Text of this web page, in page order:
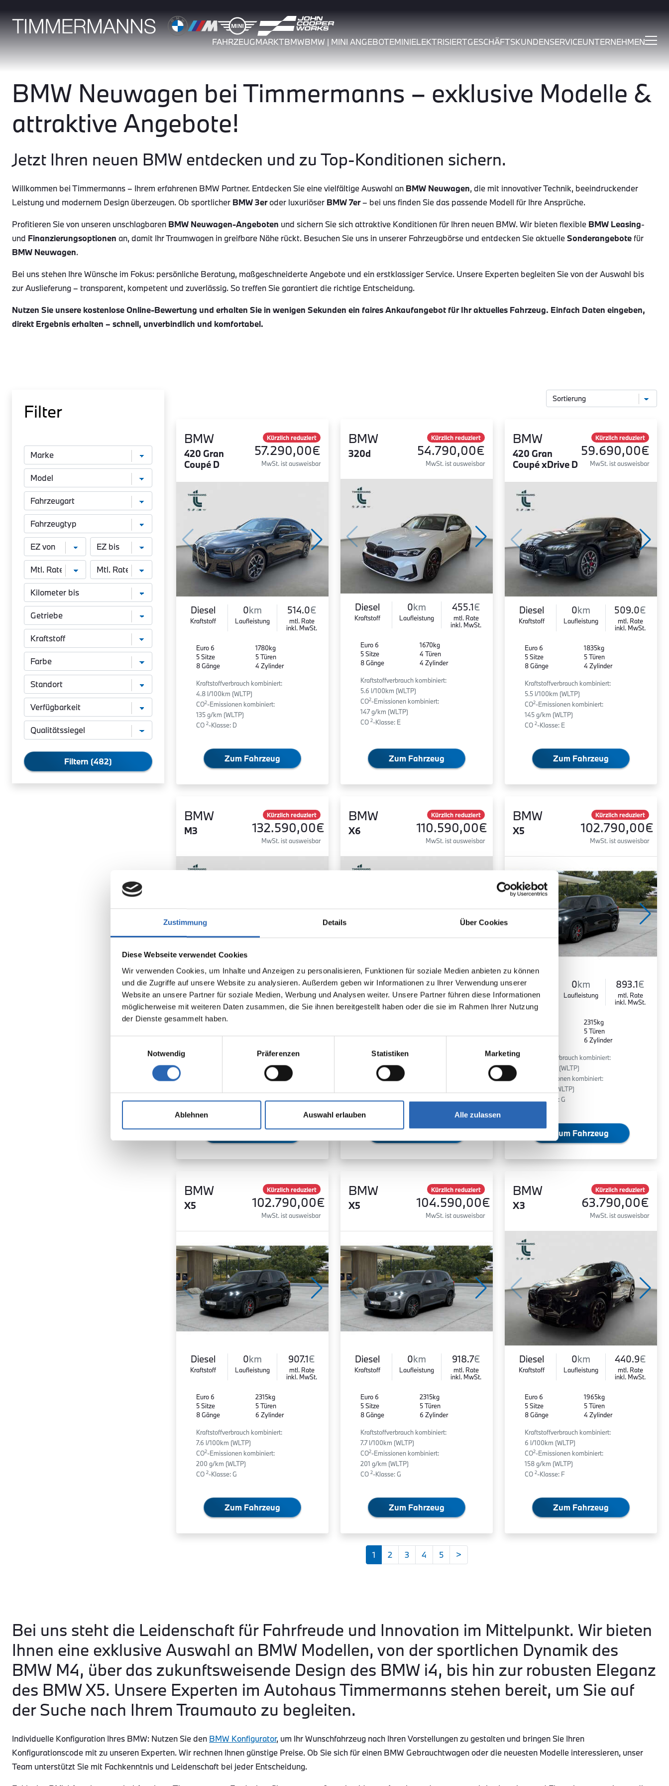
Zustimmung Details Über Cookies
Diese Webseite verwendet Cookies
Wir verwenden Cookies, um Inhalte und Anzeigen zu personalisieren, Funktionen für soziale Medien anbieten zu können
und die Zugriffe auf unsere Website zu analysieren. Außerdem geben wir Informationen zu Ihrer Verwendung unserer
Website an unsere Partner für soziale Medien, Werbung und Analysen weiter. Unsere Partner führen diese Informationen
möglicherweise mit weiteren Daten zusammen, die Sie ihnen bereitgestellt haben oder die sie im Rahmen Ihrer Nutzung
der Dienste gesammelt haben.
Notwendig
Präferenzen Statistiken Marketing
Ablehnen Auswahl erlauben Alle zulassen
FAHRZEUGMARKTBMWBMW | MINI ANGEBOTEMINIELEKTRISIERTGESCHÄFTSKUNDENSERVICEUNTERNEHMEN
BMW Neuwagen bei Timmermanns – exklusive Modelle &
attraktive Angebote!
Jetzt Ihren neuen BMW entdecken und zu Top-Konditionen sichern.
Willkommen bei Timmermanns – Ihrem erfahrenen BMW Partner. Entdecken Sie eine vielfältige Auswahl an BMW Neuwagen, die mit innovativer Technik, beeindruckender
Leistung und modernem Design überzeugen. Ob sportlicher BMW 3eroder luxuriöser BMW 7er– bei uns finden Sie das passende Modell für Ihre Ansprüche.
Profitieren Sie von unseren unschlagbaren BMW Neuwagen-Angeboten und sichern Sie sich attraktive Konditionen für Ihren neuen BMW. Wir bieten flexible BMW Leasing-
und Finanzierungsoptionen an, damit Ihr Traumwagen in greifbare Nähe rückt. Besuchen Sie uns in unserer Fahrzeugbörse und entdecken Sie aktuelleSonderangebote für
BMW Neuwagen.
Bei uns stehen Ihre Wünsche im Fokus: persönliche Beratung, maßgeschneiderte Angebote und ein erstklassiger Service. Unsere Experten begleiten Sie von der Auswahl bis
zur Auslieferung – transparent, kompetent und zuverlässig. So treffen Sie garantiert die richtige Entscheidung.
Nutzen Sie unsere kostenlose Online-Bewertung und erhalten Sie in wenigen Sekunden ein faires Ankaufangebot für Ihr aktuelles Fahrzeug. Einfach Daten eingeben,
direkt Ergebnis erhalten – schnell, unverbindlich und komfortabel.
Filter
Filtern (482)
BMW
420 Gran
Coupé D
Kürzlich reduziert
57.290,00€
MwSt. ist ausweisbar
Diesel
Kraftstoff
0km
Laufleistung
514.0€
mtl. Rate
inkl. MwSt.
Euro 6
5 Sitze
8 Gänge
1780kg
5 Türen
4 Zylinder
Kraftstoffverbrauch kombiniert:
4.8 l/100km (WLTP)
CO2-Emissionen kombiniert:
135 g/km (WLTP)
CO 2-Klasse: D
Zum Fahrzeug
BMW
320d
Kürzlich reduziert
54.790,00€
MwSt. ist ausweisbar
Diesel
Kraftstoff
0km
Laufleistung
455.1€
mtl. Rate
inkl. MwSt.
Euro 6
5 Sitze
8 Gänge
1670kg
4 Türen
4 Zylinder
Kraftstoffverbrauch kombiniert:
5.6 l/100km (WLTP)
CO2-Emissionen kombiniert:
147 g/km (WLTP)
CO 2-Klasse: E
Zum Fahrzeug
BMW
420 Gran
Coupé xDrive D
Kürzlich reduziert
59.690,00€
MwSt. ist ausweisbar
Diesel
Kraftstoff
0km
Laufleistung
509.0€
mtl. Rate
inkl. MwSt.
Euro 6
5 Sitze
8 Gänge
1835kg
5 Türen
4 Zylinder
Kraftstoffverbrauch kombiniert:
5.5 l/100km (WLTP)
CO2-Emissionen kombiniert:
145 g/km (WLTP)
CO 2-Klasse: E
Zum Fahrzeug
BMW
M3
Kürzlich reduziert
132.590,00€
MwSt. ist ausweisbar
Benzin
Kraftstoff
0km
Laufleistung
1525.3€
mtl. Rate
inkl. MwSt.
Euro 6
Kraftstoffverbrauch kombiniert:
-Emissionen kombiniert:
CO -Klasse: G
Zum Fahrzeug
BMW
X6
Kürzlich reduziert
110.590,00€
MwSt. ist ausweisbar
Diesel
Kraftstoff
0km
Laufleistung
948.8€
mtl. Rate
inkl. MwSt.
Kraftstoffverbrauch kombiniert:
7.5 l/100km (WLTP)
-Emissionen kombiniert:
CO -Klasse: G
Zum Fahrzeug
BMW
X5
Kürzlich reduziert
102.790,00€
MwSt. ist ausweisbar
Diesel
Kraftstoff
0km
Laufleistung
893.1€
mtl. Rate
inkl. MwSt.
2315kg
5 Türen
6 Zylinder
Kraftstoffverbrauch kombiniert:
7.6 l/100km (WLTP)
-Emissionen kombiniert:
200 g/km (WLTP)
CO -Klasse: G
Zum Fahrzeug
BMW
X5
Kürzlich reduziert
102.790,00€
MwSt. ist ausweisbar
Diesel
Kraftstoff
0km
Laufleistung
907.1€
mtl. Rate
inkl. MwSt.
Euro 6
5 Sitze
8 Gänge
2315kg
5 Türen
6 Zylinder
Kraftstoffverbrauch kombiniert:
7.6 l/100km (WLTP)
CO2-Emissionen kombiniert:
200 g/km (WLTP)
CO 2-Klasse: G
Zum Fahrzeug
BMW
X5
Kürzlich reduziert
104.590,00€
MwSt. ist ausweisbar
Diesel
Kraftstoff
0km
Laufleistung
918.7€
mtl. Rate
inkl. MwSt.
Euro 6
5 Sitze
8 Gänge
2315kg
5 Türen
6 Zylinder
Kraftstoffverbrauch kombiniert:
7.7 l/100km (WLTP)
CO2-Emissionen kombiniert:
201 g/km (WLTP)
CO 2-Klasse: G
Zum Fahrzeug
BMW
X3
Kürzlich reduziert
63.790,00€
MwSt. ist ausweisbar
Diesel
Kraftstoff
0km
Laufleistung
440.9€
mtl. Rate
inkl. MwSt.
Euro 6
5 Sitze
8 Gänge
1965kg
5 Türen
4 Zylinder
Kraftstoffverbrauch kombiniert:
6 l/100km (WLTP)
CO2-Emissionen kombiniert:
158 g/km (WLTP)
CO 2-Klasse: F
Zum Fahrzeug
1 2 3 4 5 >
Bei uns steht die Leidenschaft für Fahrfreude und Innovation im Mittelpunkt. Wir bieten
Ihnen eine exklusive Auswahl an BMW Modellen, von der sportlichen Dynamik des
BMW M4, über das zukunftsweisende Design des BMW i4, bis hin zur robusten Eleganz
des BMW X5. Unsere Experten im Autohaus Timmermanns stehen bereit, um Sie auf
der Suche nach Ihrem Traumauto zu begleiten.
Individuelle Konfiguration Ihres BMW: Nutzen Sie den BMW Konfigurator, um Ihr Wunschfahrzeug nach Ihren Vorstellungen zu gestalten und bringen Sie Ihren
Konfigurationscode mit zu unseren Experten. Wir rechnen Ihnen günstige Preise. Ob Sie sich für einen BMW Gebrauchtwagen oder die neuesten Modelle interessieren, unser
Team unterstützt Sie mit Fachkenntnis und Leidenschaft bei jeder Entscheidung.